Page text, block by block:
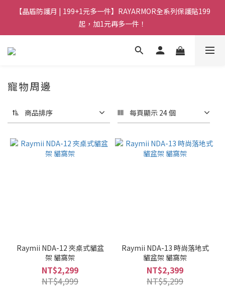
【晶盾防護月 | 199+1元多一件】RAYARMOR全系列保護貼199
起，加1元再多一件！
寵物周邊
商品排序 每頁顯示 24 個
Raymii NDA-12 夾桌式貓盆
架 貓窩架
NT$2,299
NT$4,999
Raymii NDA-13 時尚落地式
貓盆架 貓窩架
NT$2,399
NT$5,299